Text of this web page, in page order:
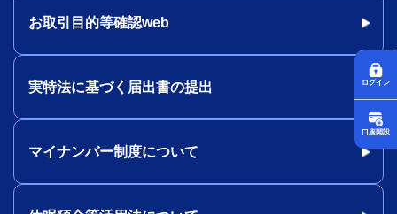
ログイン
口座開設
お取引目的等確認web
実特法に基づく届出書の提出
マイナンバー制度について